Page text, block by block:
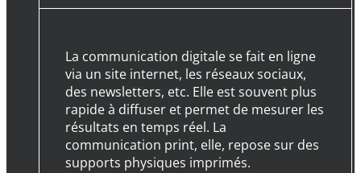
La communication digitale se fait en ligne
via un site internet, les réseaux sociaux,
des newsletters, etc. Elle est souvent plus
rapide à diffuser et permet de mesurer les
résultats en temps réel. La
communication print, elle, repose sur des
supports physiques imprimés.